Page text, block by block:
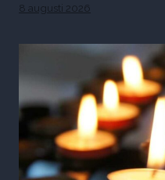
8 augusti 2026